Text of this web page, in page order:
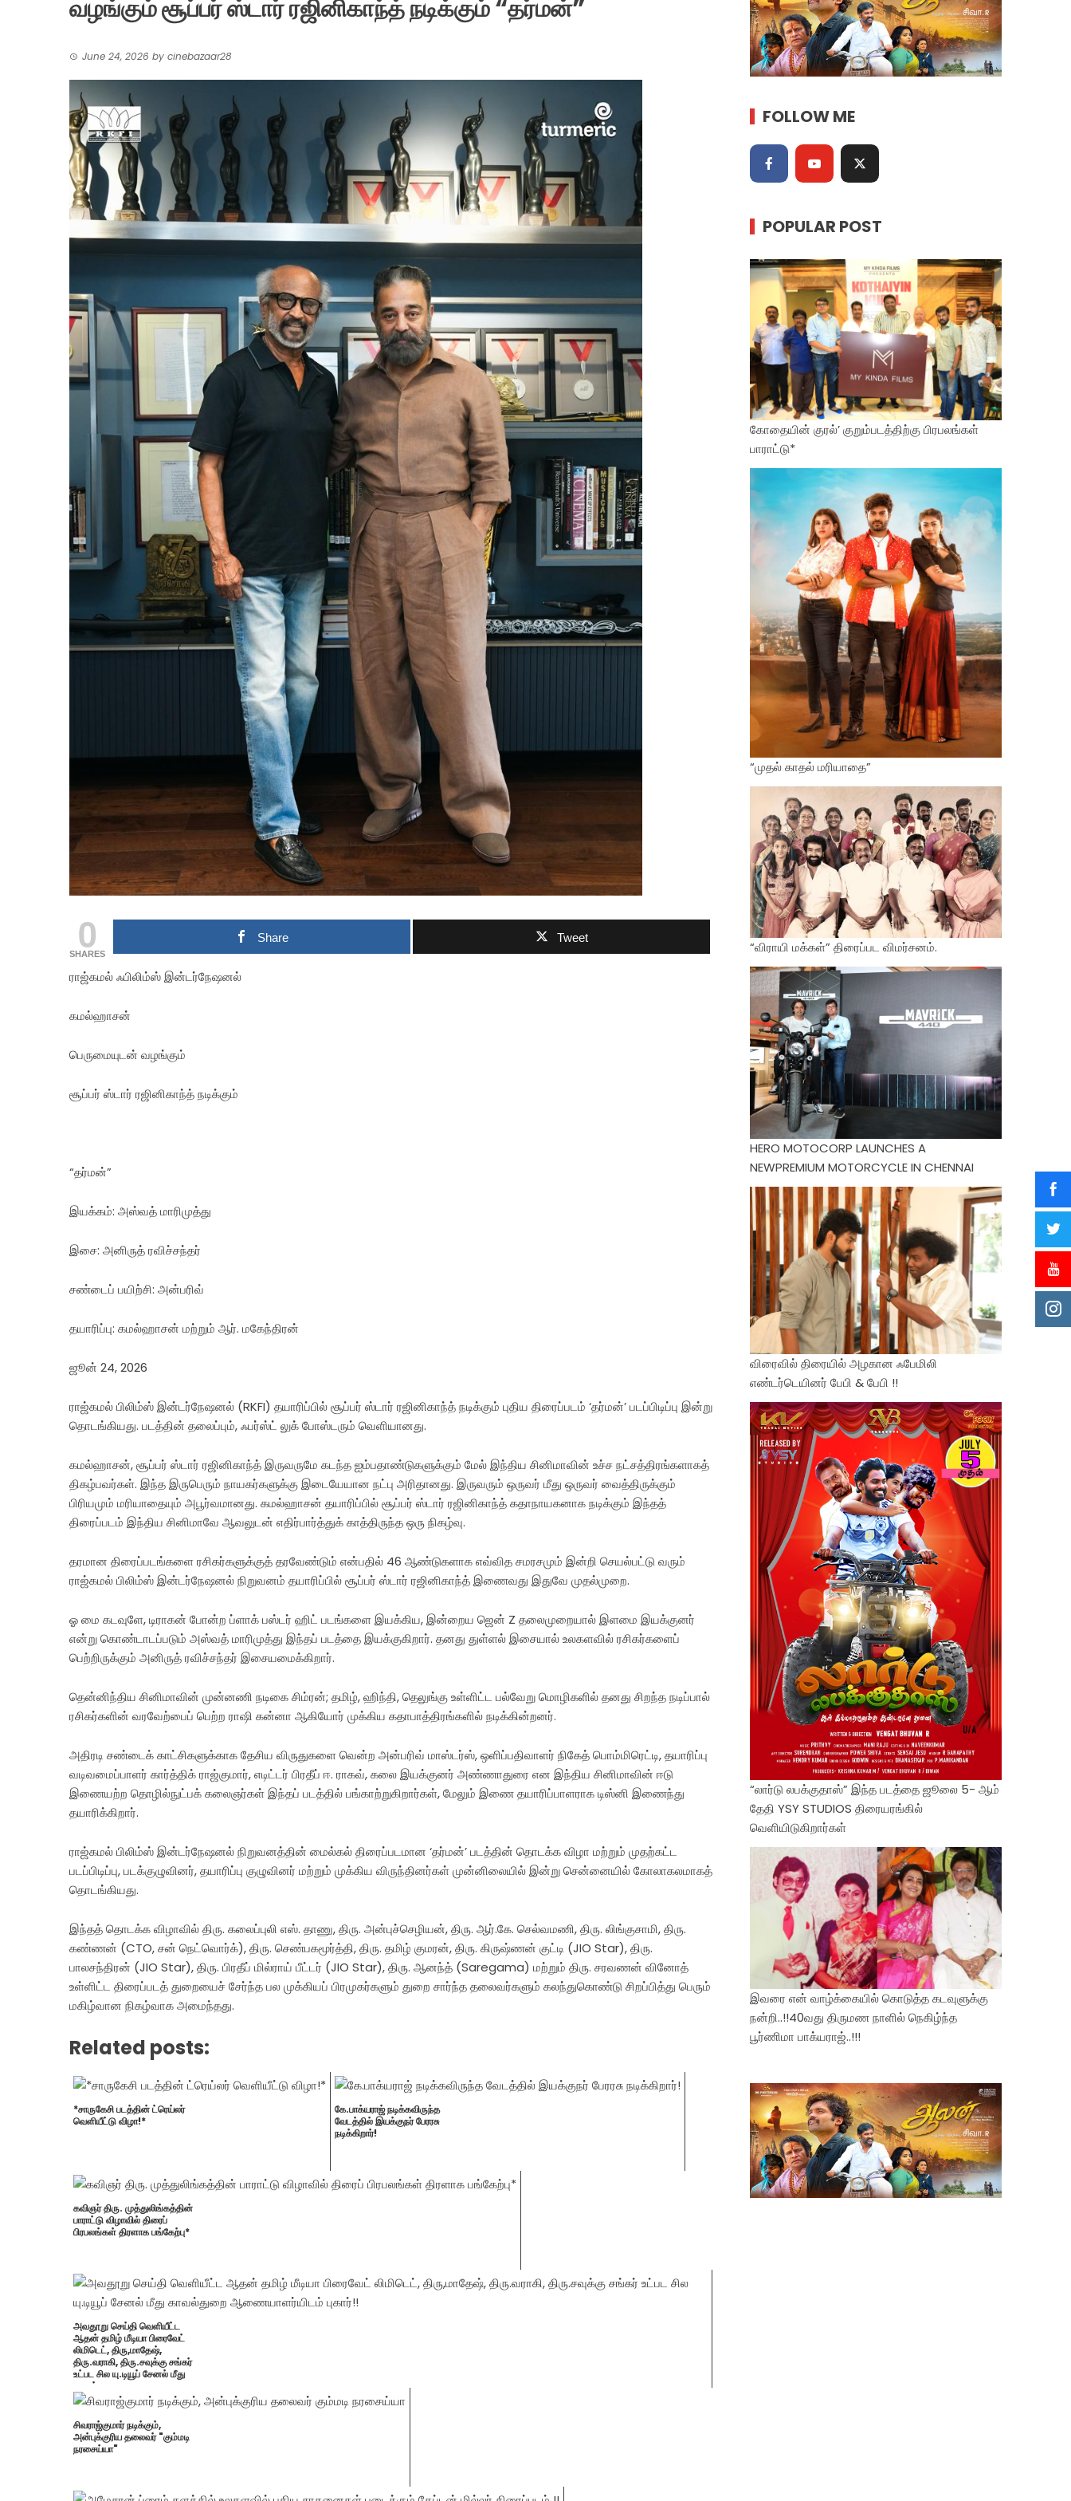
வழங்கும் சூப்பர் ஸ்டார் ரஜினிகாந்த் நடிக்கும் “தர்மன்”
June 24, 2026 by cinebazaar28
0
SHARES
Share Tweet
ராஜ்கமல் ஃபிலிம்ஸ் இன்டர்நேஷனல்
கமல்ஹாசன்
பெருமையுடன் வழங்கும்
சூப்பர் ஸ்டார் ரஜினிகாந்த் நடிக்கும்
“தர்மன்”
இயக்கம்: அஸ்வத் மாரிமுத்து
இசை: அனிருத் ரவிச்சந்தர்
சண்டைப் பயிற்சி: அன்பரிவ்
தயாரிப்பு: கமல்ஹாசன் மற்றும் ஆர். மகேந்திரன்
ஜூன் 24, 2026
ராஜ்கமல் பிலிம்ஸ் இன்டர்நேஷனல் (RKFI) தயாரிப்பில் சூப்பர் ஸ்டார் ரஜினிகாந்த் நடிக்கும் புதிய திரைப்படம் ‘தர்மன்’ படப்பிடிப்பு இன்று
தொடங்கியது. படத்தின் தலைப்பும், ஃபர்ஸ்ட் லுக் போஸ்டரும் வெளியானது.
கமல்ஹாசன், சூப்பர் ஸ்டார் ரஜினிகாந்த் இருவருமே கடந்த ஐம்பதாண்டுகளுக்கும் மேல் இந்திய சினிமாவின் உச்ச நட்சத்திரங்களாகத்
திகழ்பவர்கள். இந்த இருபெரும் நாயகர்களுக்கு இடையேயான நட்பு அரிதானது. இருவரும் ஒருவர் மீது ஒருவர் வைத்திருக்கும்
பிரியமும் மரியாதையும் அபூர்வமானது. கமல்ஹாசன் தயாரிப்பில் சூப்பர் ஸ்டார் ரஜினிகாந்த் கதாநாயகனாக நடிக்கும் இந்தத்
திரைப்படம் இந்திய சினிமாவே ஆவலுடன் எதிர்பார்த்துக் காத்திருந்த ஒரு நிகழ்வு.
தரமான திரைப்படங்களை ரசிகர்களுக்குத் தரவேண்டும் என்பதில் 46 ஆண்டுகளாக எவ்வித சமரசமும் இன்றி செயல்பட்டு வரும்
ராஜ்கமல் பிலிம்ஸ் இன்டர்நேஷனல் நிறுவனம் தயாரிப்பில் சூப்பர் ஸ்டார் ரஜினிகாந்த் இணைவது இதுவே முதல்முறை.
ஓ மை கடவுளே, டிராகன் போன்ற ப்ளாக் பஸ்டர் ஹிட் படங்களை இயக்கிய, இன்றைய ஜென் Z தலைமுறையால் இளமை இயக்குனர்
என்று கொண்டாடப்படும் அஸ்வத் மாரிமுத்து இந்தப் படத்தை இயக்குகிறார். தனது துள்ளல் இசையால் உலகளவில் ரசிகர்களைப்
பெற்றிருக்கும் அனிருத் ரவிச்சந்தர் இசையமைக்கிறார்.
தென்னிந்திய சினிமாவின் முன்னணி நடிகை சிம்ரன்; தமிழ், ஹிந்தி, தெலுங்கு உள்ளிட்ட பல்வேறு மொழிகளில் தனது சிறந்த நடிப்பால்
ரசிகர்களின் வரவேற்பைப் பெற்ற ராஷி கன்னா ஆகியோர் முக்கிய கதாபாத்திரங்களில் நடிக்கின்றனர்.
அதிரடி சண்டைக் காட்சிகளுக்காக தேசிய விருதுகளை வென்ற அன்பரிவ் மாஸ்டர்ஸ், ஒளிப்பதிவாளர் நிகேத் பொம்மிரெட்டி, தயாரிப்பு
வடிவமைப்பாளர் கார்த்திக் ராஜ்குமார், எடிட்டர் பிரதீப் ஈ. ராகவ், கலை இயக்குனர் அண்ணாதுரை என இந்திய சினிமாவின் ஈடு
இணையற்ற தொழில்நுட்பக் கலைஞர்கள் இந்தப் படத்தில் பங்காற்றுகிறார்கள், மேலும் இணை தயாரிப்பாளராக டிஸ்னி இணைந்து
தயாரிக்கிறார்.
ராஜ்கமல் பிலிம்ஸ் இன்டர்நேஷனல் நிறுவனத்தின் மைல்கல் திரைப்படமான ‘தர்மன்’ படத்தின் தொடக்க விழா மற்றும் முதற்கட்ட
படப்பிடிப்பு, படக்குழுவினர், தயாரிப்பு குழுவினர் மற்றும் முக்கிய விருந்தினர்கள் முன்னிலையில் இன்று சென்னையில் கோலாகலமாகத்
தொடங்கியது.
இந்தத் தொடக்க விழாவில் திரு. கலைப்புலி எஸ். தாணு, திரு. அன்புச்செழியன், திரு. ஆர்.கே. செல்வமணி, திரு. லிங்குசாமி, திரு.
கண்ணன் (CTO, சன் நெட்வொர்க்), திரு. செண்பகமூர்த்தி, திரு. தமிழ் குமரன், திரு. கிருஷ்ணன் குட்டி (JIO Star), திரு.
பாலசந்திரன் (JIO Star), திரு. பிரதீப் மில்ராய் பீட்டர் (JIO Star), திரு. ஆனந்த் (Saregama) மற்றும் திரு. சரவணன் வினோத்
உள்ளிட்ட திரைப்படத் துறையைச் சேர்ந்த பல முக்கியப் பிரமுகர்களும் துறை சார்ந்த தலைவர்களும் கலந்துகொண்டு சிறப்பித்து பெரும்
மகிழ்வான நிகழ்வாக அமைந்தது.
Related posts:
*சாருகேசி படத்தின் ட்ரெய்லர்
வெளியீட்டு விழா!*
கே.பாக்யராஜ் நடிக்கவிருந்த
வேடத்தில் இயக்குநர் பேரரசு
நடிக்கிறார்!
கவிஞர் திரு. முத்துலிங்கத்தின்
பாராட்டு விழாவில் திரைப்
பிரபலங்கள் திரளாக பங்கேற்பு*
அவதூறு செய்தி வெளியீட்ட
ஆதன் தமிழ் மீடியா பிரைவேட்
லிமிடெட், திரு,மாதேஷ்,
திரு.வராகி, திரு.சவுக்கு சங்கர்
உட்பட சில யு.டியூப் சேனல் மீது
காவல்துறை
ஆணையாளர்யிடம் புகார்!!
சிவராஜ்குமார் நடிக்கும்,
அன்புக்குரிய தலைவர் "கும்மடி
நரசைய்யா"
FOLLOW ME
POPULAR POST
கோதையின் குரல்’ குறும்படத்திற்கு பிரபலங்கள்
பாராட்டு*
“முதல் காதல் மரியாதை”
“விராயி மக்கள்” திரைப்பட விமர்சனம்.
HERO MOTOCORP LAUNCHES A
NEWPREMIUM MOTORCYCLE IN CHENNAI
விரைவில் திரையில் அழகான ஃபேமிலி
எண்டர்டெயினர் பேபி & பேபி !!
“லார்டு லபக்குதாஸ்” இந்த படத்தை ஜூலை 5- ஆம்
தேதி YSY STUDIOS திரையரங்கில்
வெளியிடுகிறார்கள்
இவரை என் வாழ்க்கையில் கொடுத்த கடவுளுக்கு
நன்றி..!!40வது திருமண நாளில் நெகிழ்ந்த
பூர்ணிமா பாக்யராஜ்..!!!